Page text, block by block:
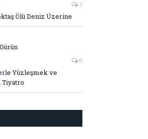
2
Ölü Deniz Üzerine
0
Yüzleşmek ve
Tiyatro